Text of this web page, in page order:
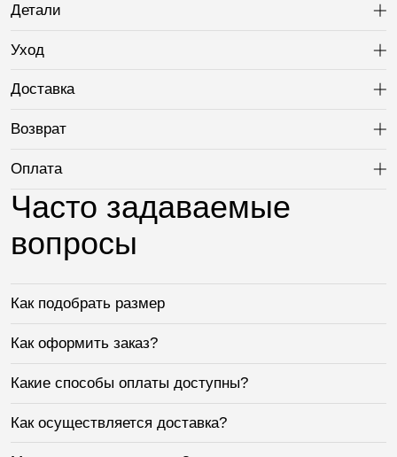
Детали
Уход
Доставка
Возврат
Оплата
Часто задаваемые
вопросы
Как подобрать размер
Как оформить заказ?
Какие способы оплаты доступны?
Как осуществляется доставка?